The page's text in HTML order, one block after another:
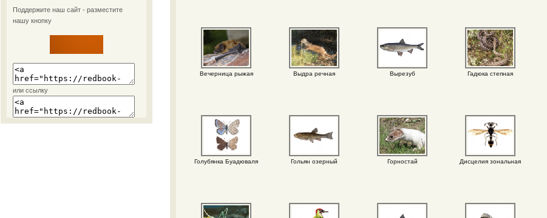
Поддержите наш сайт - разместите
нашу кнопку
или ссылку
Вечерница рыжая Выдра речная Вырезуб Гадюка степная
Голубянка Буадюваля Гольян озерный Горностай Дисцелия зональная